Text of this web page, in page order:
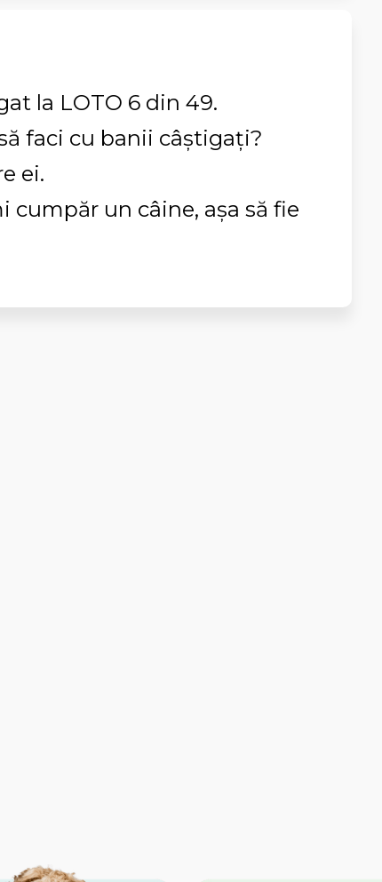
la LOTO 6 din 49.
faci cu banii câștigați?
ei.
cumpăr un câine, așa să fie